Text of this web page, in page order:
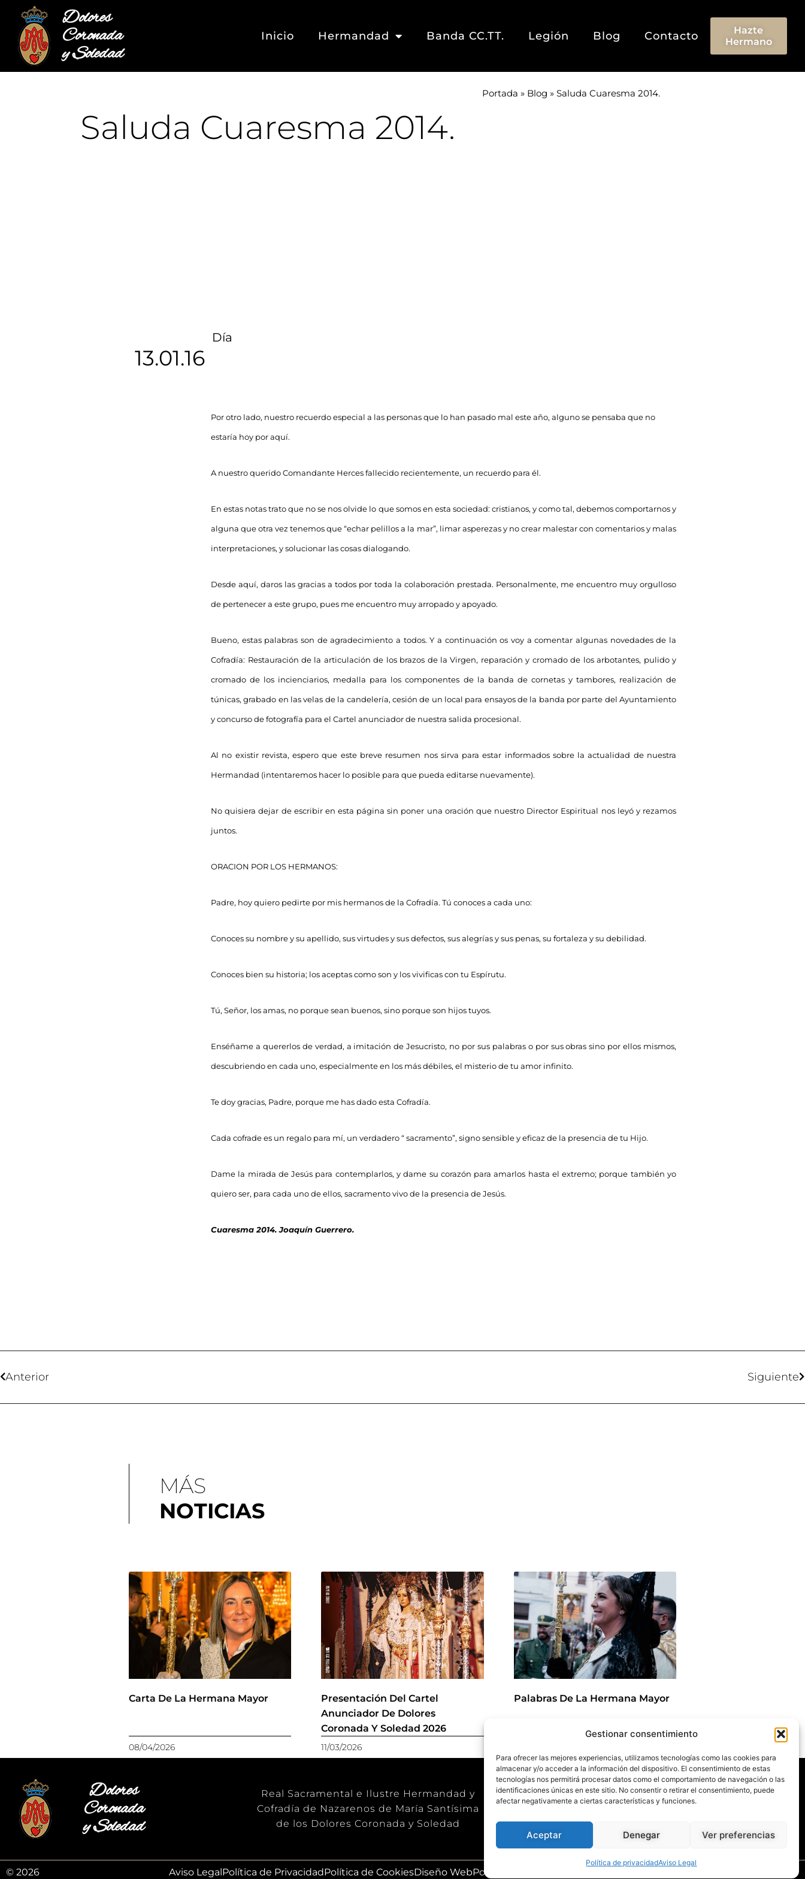
Gestionar consentimiento
Para ofrecer las mejores experiencias, utilizamos tecnologías como las cookies para
almacenar y/o acceder a la información del dispositivo. El consentimiento de estas
tecnologías nos permitirá procesar datos como el comportamiento de navegación o las
identificaciones únicas en este sitio. No consentir o retirar el consentimiento, puede
afectar negativamente a ciertas características y funciones.
Aceptar Denegar Ver preferencias
Política de privacidadAviso Legal
Dolores
Coronada
y Soledad
Inicio Hermandad Banda CC.TT. Legión Blog Contacto
Hazte
Hermano
Portada » Blog »Saluda Cuaresma 2014.
Saluda Cuaresma 2014.
Día
13.01.16
Por otro lado, nuestro recuerdo especial a las personas que lo han pasado mal este año, alguno se pensaba que no
estaría hoy por aquí.
A nuestro querido Comandante Herces fallecido recientemente, un recuerdo para él.
En estas notas trato que no se nos olvide lo que somos en esta sociedad: cristianos, y como tal, debemos comportarnos y
alguna que otra vez tenemos que “echar pelillos a la mar”, limar asperezas y no crear malestar con comentarios y malas
interpretaciones, y solucionar las cosas dialogando.
Desde aquí, daros las gracias a todos por toda la colaboración prestada. Personalmente, me encuentro muy orgulloso
de pertenecer a este grupo, pues me encuentro muy arropado y apoyado.
Bueno, estas palabras son de agradecimiento a todos. Y a continuación os voy a comentar algunas novedades de la
Cofradía: Restauración de la articulación de los brazos de la Virgen, reparación y cromado de los arbotantes, pulido y
cromado de los incienciarios, medalla para los componentes de la banda de cornetas y tambores, realización de
túnicas, grabado en las velas de la candelería, cesión de un local para ensayos de la banda por parte del Ayuntamiento
y concurso de fotografía para el Cartel anunciador de nuestra salida procesional.
Al no existir revista, espero que este breve resumen nos sirva para estar informados sobre la actualidad de nuestra
Hermandad (intentaremos hacer lo posible para que pueda editarse nuevamente).
No quisiera dejar de escribir en esta página sin poner una oración que nuestro Director Espiritual nos leyó y rezamos
juntos.
ORACION POR LOS HERMANOS:
Padre, hoy quiero pedirte por mis hermanos de la Cofradía. Tú conoces a cada uno:
Conoces su nombre y su apellido, sus virtudes y sus defectos, sus alegrías y sus penas, su fortaleza y su debilidad.
Conoces bien su historia; los aceptas como son y los vivificas con tu Espírutu.
Tú, Señor, los amas, no porque sean buenos, sino porque son hijos tuyos.
Enséñame a quererlos de verdad, a imitación de Jesucristo, no por sus palabras o por sus obras sino por ellos mismos,
descubriendo en cada uno, especialmente en los más débiles, el misterio de tu amor infinito.
Te doy gracias, Padre, porque me has dado esta Cofradía.
Cada cofrade es un regalo para mí, un verdadero “ sacramento”, signo sensible y eficaz de la presencia de tu Hijo.
Dame la mirada de Jesús para contemplarlos, y dame su corazón para amarlos hasta el extremo; porque también yo
quiero ser, para cada uno de ellos, sacramento vivo de la presencia de Jesús.
Cuaresma 2014. Joaquín Guerrero.
Anterior Siguiente
MÁS
NOTICIAS
Carta De La Hermana Mayor
08/04/2026
Presentación Del Cartel
Anunciador De Dolores
Coronada Y Soledad 2026
11/03/2026
Palabras De La Hermana Mayor
Dolores
Coronada
y Soledad
Real Sacramental e Ilustre Hermandad y
Cofradía de Nazarenos de María Santísima
de los Dolores Coronada y Soledad
La Despedía
Titulares
Banda CC.TT
Legión
Agenda
Blog
Contacto
© 2026 Aviso Legal Política de PrivacidadPolítica de CookiesDiseño WebPosicionamiento Web